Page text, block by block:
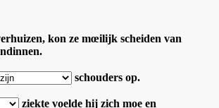
kon ze mœilijk scheiden van
schouders op.
ziekte voelde hij zich moe en